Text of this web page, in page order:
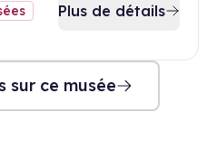
Plus de détails
sur ce musée